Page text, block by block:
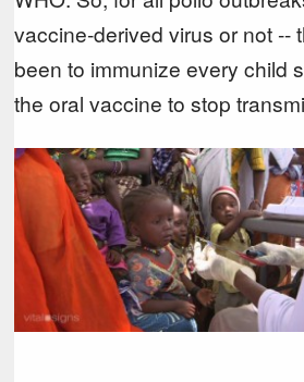
vaccine-derived virus or not --
been to immunize every child
the oral vaccine to stop